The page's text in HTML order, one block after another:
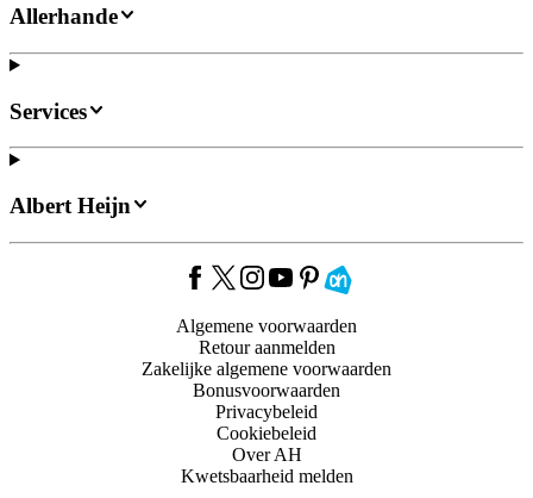
Allerhande
Services
Albert Heijn
Algemene voorwaarden
Retour aanmelden
Zakelijke algemene voorwaarden
Bonusvoorwaarden
Privacybeleid
Cookiebeleid
Over AH
Kwetsbaarheid melden